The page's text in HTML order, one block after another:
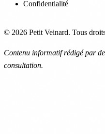
Confidentialité
© 2026 Petit Veinard. Tous
Contenu informatif rédigé par
consultation.